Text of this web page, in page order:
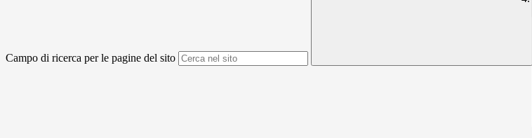
Campo di ricerca per le pagine del sito